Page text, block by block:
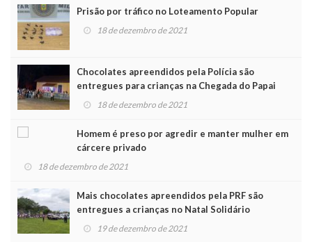
Prisão por tráfico no Loteamento Popular
18 de dezembro de 2021
Chocolates apreendidos pela Polícia são
entregues para crianças na Chegada do Papai
Noel
18 de dezembro de 2021
Homem é preso por agredir e manter mulher em
cárcere privado
18 de dezembro de 2021
Mais chocolates apreendidos pela PRF são
entregues a crianças no Natal Solidário
19 de dezembro de 2021